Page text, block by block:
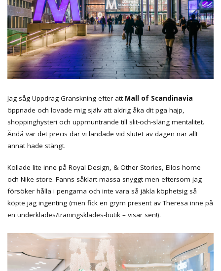
Jag såg Uppdrag Granskning efter att Mall of Scandinavia
öppnade och lovade mig själv att aldrig åka dit pga hajp,
shoppinghysteri och uppmuntrande till slit-och-släng mentalitet.
Ändå var det precis där vi landade vid slutet av dagen när allt
annat hade stängt.
Kollade lite inne på Royal Design, & Other Stories, Ellos home
och Nike store. Fanns såklart massa snyggt men eftersom jag
försöker hålla i pengarna och inte vara så jäkla köphetsig så
köpte jag ingenting (men fick en grym present av Theresa inne på
en underklädes/träningsklädes-butik – visar sen!).